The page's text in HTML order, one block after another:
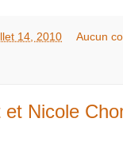
14, 2010 Aucun
et Nicole